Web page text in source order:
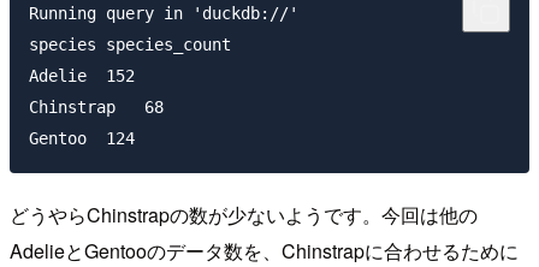
Running query in 'duckdb://'
species species_count
Adelie  152
Chinstrap   68
どうやらChinstrapの数が少ないようです。今回は他の
AdelieとGentooのデータ数を、Chinstrapに合わせるために